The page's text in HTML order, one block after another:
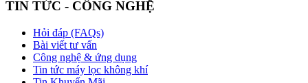
TIN TỨC - CÔNG NGHỆ
Hỏi đáp (FAQs)
Bài viết tư vấn
Công nghệ & ứng dụng
Tin tức máy lọc không khí